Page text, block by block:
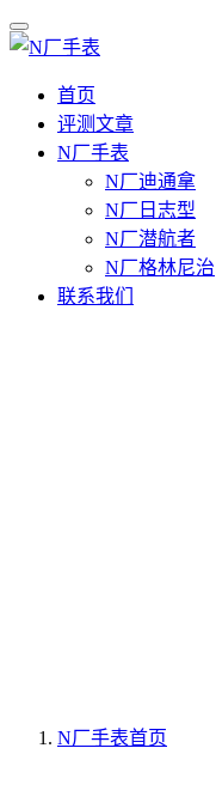
首页
评测文章
N厂手表
N厂迪通拿
N厂日志型
N厂潜航者
N厂格林尼治
联系我们
N厂手表首页